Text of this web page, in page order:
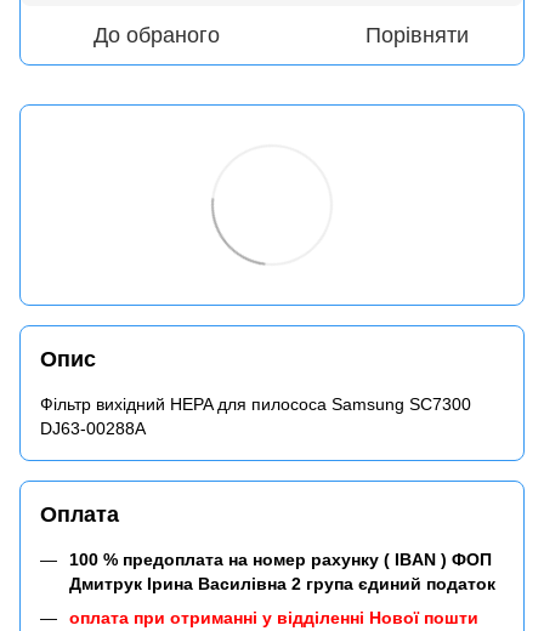
До обраного Порівняти
Опис
Фільтр вихідний HEPA для пилососа Samsung SC7300
DJ63-00288A
Оплата
100 % предоплата на номер рахунку ( IBAN ) ФОП
Дмитрук Ірина Василівна 2 група єдиний податок
оплата при отриманні у відділенні Нової пошти